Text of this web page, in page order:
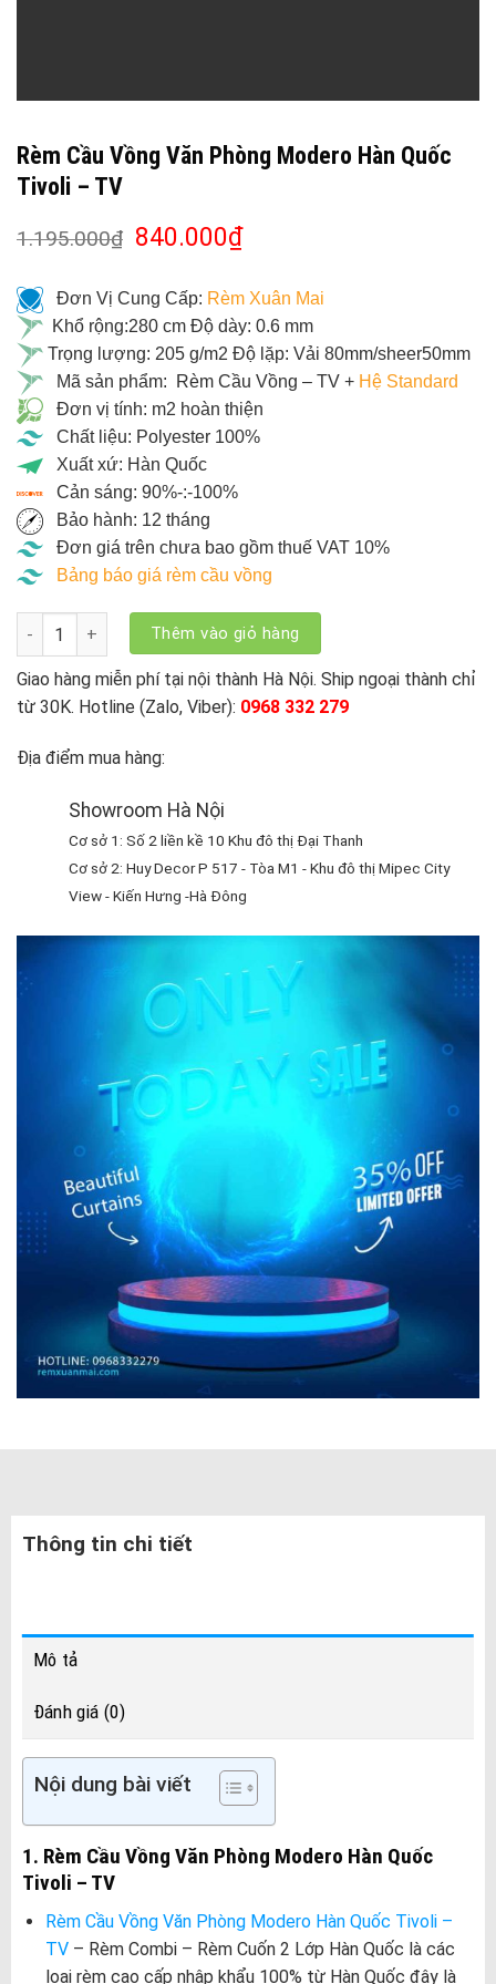
Rèm Cầu Vồng Văn Phòng Modero Hàn Quốc
Tivoli – TV
1.195.000₫ 840.000₫
Đơn Vị Cung Cấp: Rèm Xuân Mai
Khổ rộng:280 cm Độ dày: 0.6 mm
Trọng lượng: 205 g/m2 Độ lặp: Vải 80mm/sheer50mm
Mã sản phẩm: Rèm Cầu Vồng – TV + Hệ Standard
Đơn vị tính: m2 hoàn thiện
Chất liệu: Polyester 100%
Xuất xứ: Hàn Quốc
Cản sáng: 90%-:-100%
Bảo hành: 12 tháng
Đơn giá trên chưa bao gồm thuế VAT 10%
Bảng báo giá rèm cầu vồng
Rèm Cầu Vồng Văn Phòng Modero Hàn Quốc Tivoli - TV số
Thêm vào giỏ hàng
Giao hàng miễn phí tại nội thành Hà Nội. Ship ngoại thành chỉ
từ 30K. Hotline (Zalo, Viber): 0968 332 279
Địa điểm mua hàng:
Showroom Hà Nội
Cơ sở 1: Số 2 liền kề 10 Khu đô thị Đại Thanh
Cơ sở 2: Huy Decor P 517 - Tòa M1 - Khu đô thị Mipec City
View - Kiến Hưng -Hà Đông
Thông tin chi tiết
Mô tả
Đánh giá (0)
Nội dung bài viết
1. Rèm Cầu Vồng Văn Phòng Modero Hàn Quốc
Tivoli – TV
Rèm Cầu Vồng Văn Phòng Modero Hàn Quốc Tivoli –
TV– Rèm Combi – Rèm Cuốn 2 Lớp Hàn Quốc là các
loại rèm cao cấp nhập khẩu 100% từ Hàn Quốc đây là